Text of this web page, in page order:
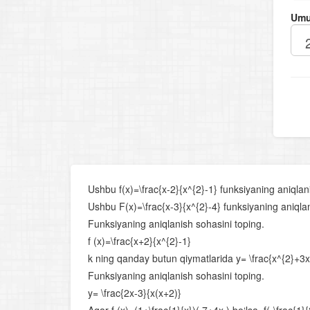
Ushbu f(x)=\frac{x-2}{x^{2}-1} funksiyaning
Ushbu F(x)=\frac{x-3}{x^{2}-4} funksiyaning
Funksiyaning aniqlanish sohasini toping.
f (x)=\frac{x+2}{x^{2}-1}
k ning qanday butun qiymatlarida y=
Funksiyaning aniqlanish sohasini toping.
y= \frac{2x-3}{x(x+2)}